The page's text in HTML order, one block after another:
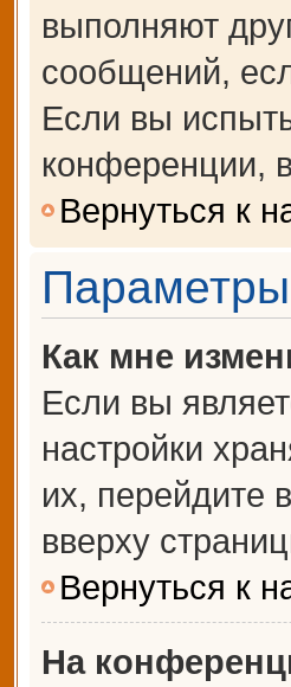
выполняют
сообщений,
Если вы
конференции,
Вернуться к
Параметры
Как мне
Если вы
настройки
их, перейдите
вверху
Вернуться к
На